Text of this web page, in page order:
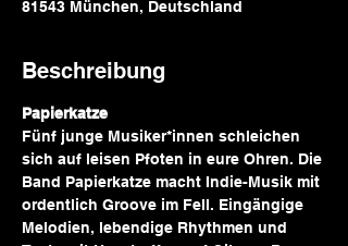
81543 München, Deutschland
Beschreibung
Papierkatze
Fünf junge Musiker*innen schleichen
sich auf leisen Pfoten in eure Ohren. Die
Band Papierkatze macht Indie-Musik mit
ordentlich Groove im Fell. Eingängige
Melodien, lebendige Rhythmen und